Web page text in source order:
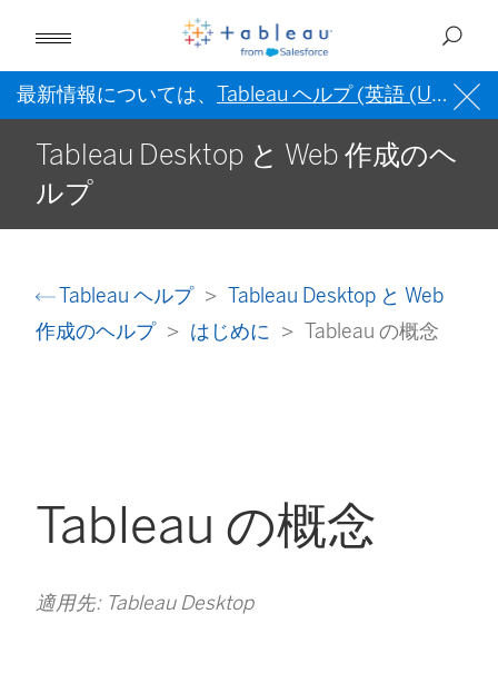
最新情報については、 Tableau ヘルプ (英語 (US)) を
Tableau Desktop と Web 作成のヘ
ルプ
Tableau ヘルプ
Tableau Desktop と Web
作成のヘルプ
はじめに Tableau の概念
Tableau の概念
適用先: Tableau Desktop